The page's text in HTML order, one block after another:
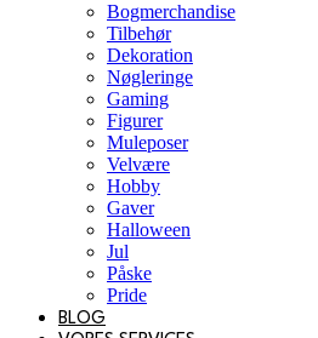
Bogmerchandise
Tilbehør
Dekoration
Nøgleringe
Gaming
Figurer
Muleposer
Velvære
Hobby
Gaver
Halloween
Jul
Påske
Pride
BLOG